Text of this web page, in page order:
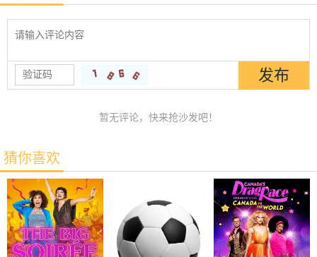
暂无评论，快来抢沙发吧！
猜你喜欢